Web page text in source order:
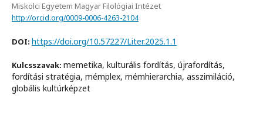
Miskolci Egyetem Magyar Filológiai Intézet
http://orcid.org/0009-0006-4263-2104
DOI: https://doi.org/10.57227/Liter.2025.1.1
Kulcsszavak: memetika, kulturális fordítás, újrafordítás,
fordítási stratégia, mémplex, mémhierarchia, asszimiláció,
globális kultúrképzet